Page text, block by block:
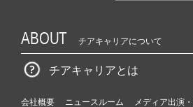
ABOUT チアキャリアについて
チアキャリアとは
会社概要 ニュースルーム
メディア出演